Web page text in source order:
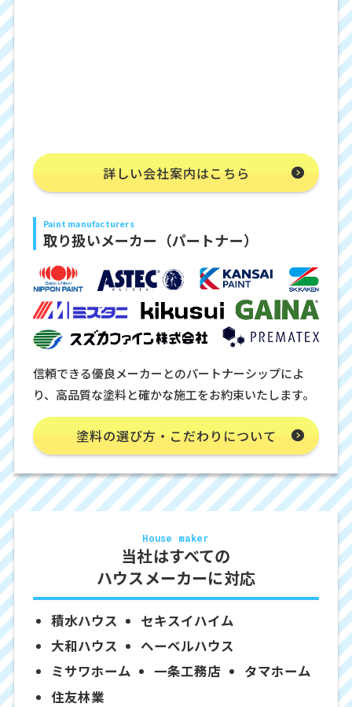
詳しい会社案内はこちら
Paint manufacturers
取り扱いメーカー（パートナー）
信頼できる優良メーカーとのパートナーシップによ
り、高品質な塗料と確かな施工をお約束いたします。
塗料の選び方・こだわりについて
House maker
当社はすべての
ハウスメーカーに対応
積水ハウス
セキスイハイム
大和ハウス
ヘーベルハウス
ミサワホーム
一条工務店
タマホーム
住友林業